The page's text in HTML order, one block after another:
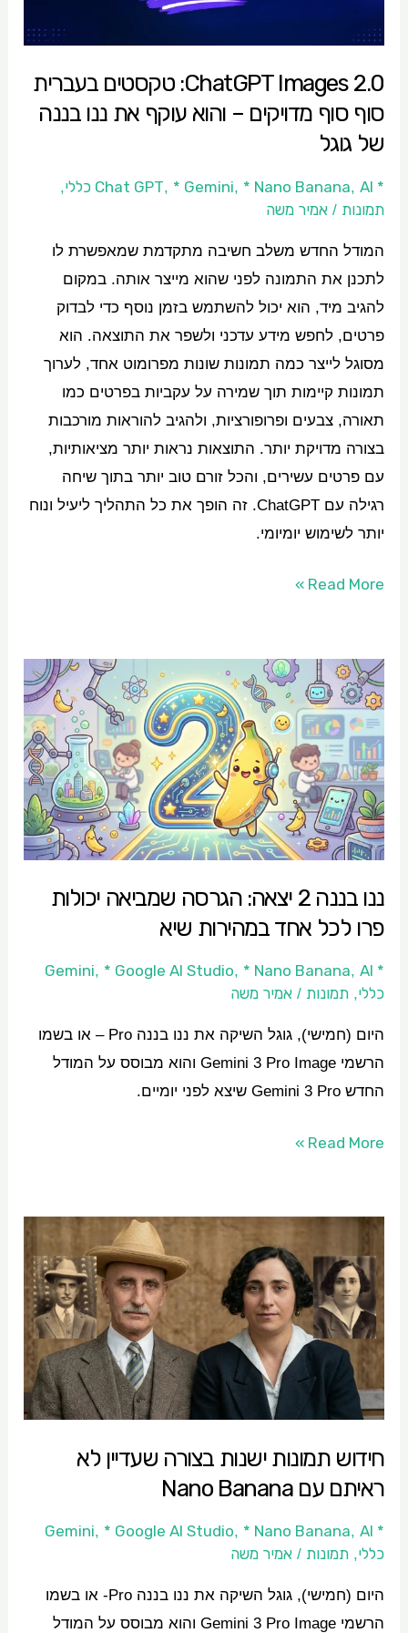
ChatGPT Images 2.0: טקסטים בעברית
סוף סוף מדויקים – והוא עוקף את ננו בננה
של גוגל
* Chat GPT
, * Gemini, * Nano Banana, AI כללי ,
תמונות /אמיר משה
המודל החדש משלב חשיבה מתקדמת שמאפשרת לו
לתכנן את התמונה לפני שהוא מייצר אותה. במקום
להגיב מיד, הוא יכול להשתמש בזמן נוסף כדי לבדוק
פרטים, לחפש מידע עדכני ולשפר את התוצאה. הוא
מסוגל לייצר כמה תמונות שונות מפרומוט אחד, לערוך
תמונות קיימות תוך שמירה על עקביות בפרטים כמו
תאורה, צבעים ופרופורציות, ולהגיב להוראות מורכבות
בצורה מדויקת יותר. התוצאות נראות יותר מציאותיות,
עם פרטים עשירים, והכל זורם טוב יותר בתוך שיחה
רגילה עם ChatGPT. זה הופך את כל התהליך ליעיל ונוח
יותר לשימוש יומיומי.
סוף
–
והוא
עוקף
ננו
של
גוגל
Read More »
ננו בננה 2 יצאה: הגרסה שמביאה יכולות
פרו לכל אחד במהירות שיא
* Gemini
, * Google AI Studio, * Nano Banana, AI
כללי,תמונות /אמיר משה
היום (חמישי), גוגל השיקה את ננו בננה Pro – או בשמו
הרשמי Gemini 3 Pro Image והוא מבוסס על המודל
החדש Gemini 3 Pro שיצא לפני יומיים.
ננו
בננה
2
יצאה:
הגרסה
שמביאה
יכולות
לכל
אחד
שיא
Read More »
חידוש תמונות ישנות בצורה שעדיין לא
ראיתם עם Nano Banana
* Gemini
, * Google AI Studio, * Nano Banana, AI
כללי,תמונות /אמיר משה
היום (חמישי), גוגל השיקה את ננו בננה Pro- או בשמו
הרשמי Gemini 3 Pro Image והוא מבוסס על המודל
חידוש
תמונות
ישנות
בצורה
שעדיין
לא
ראיתם
Nano
Banana